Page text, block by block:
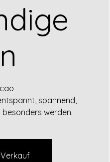
spannend,
besonders werden.